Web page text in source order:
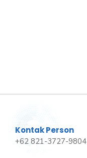
Kontak Person
+62 821-3727-9804